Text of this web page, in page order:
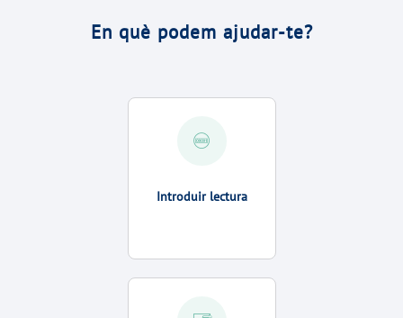
En què podem ajudar-te?
Introduir lectura